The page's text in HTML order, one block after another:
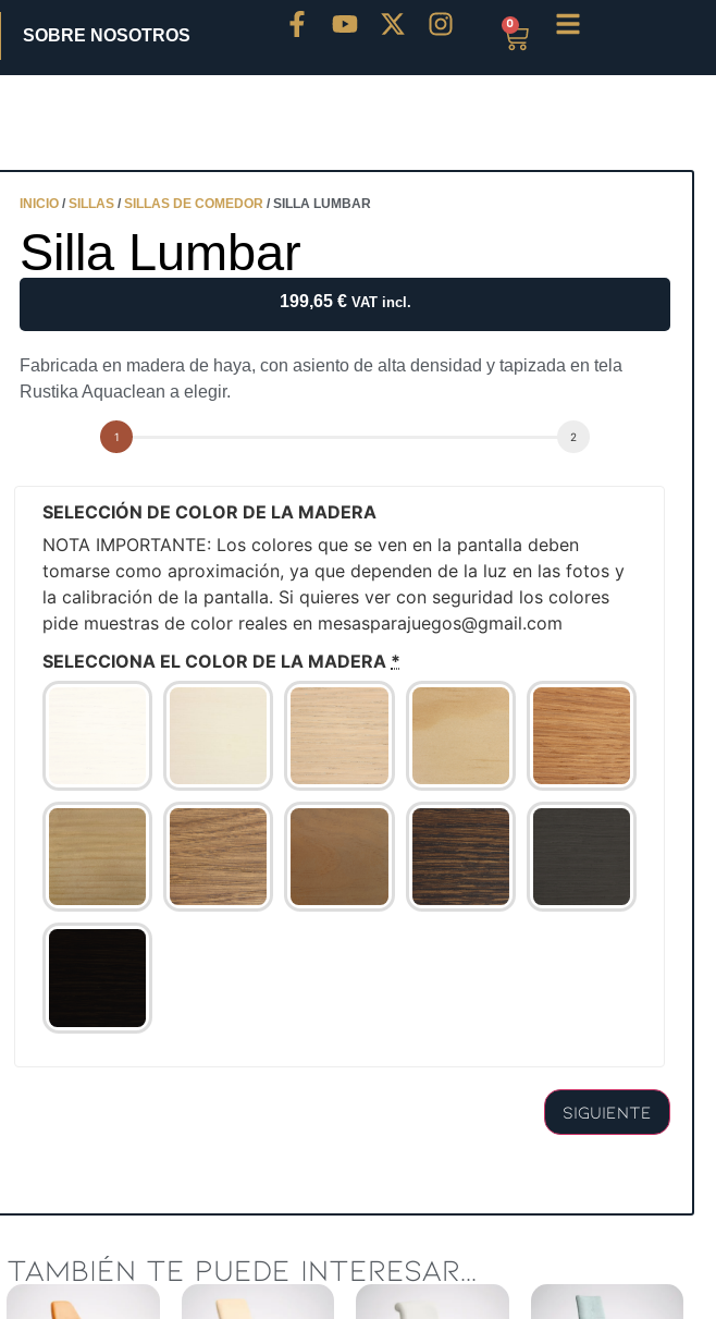
SOBRE NOSOTROS
0
INICIO / SILLAS / SILLAS DE COMEDOR / SILLA LUMBAR
Silla Lumbar
199,65 € VAT incl.
Fabricada en madera de haya, con asiento de alta densidad y tapizada en tela
Rustika Aquaclean a elegir.
SELECCIÓN DE COLOR DE LA MADERA
NOTA IMPORTANTE: Los colores que se ven en la pantalla deben
tomarse como aproximación, ya que dependen de la luz en las fotos y
la calibración de la pantalla. Si quieres ver con seguridad los colores
pide muestras de color reales en mesasparajuegos@gmail.com
SELECCIONA EL COLOR DE LA MADERA *
Siguiente
TAMBIÉN TE PUEDE INTERESAR...